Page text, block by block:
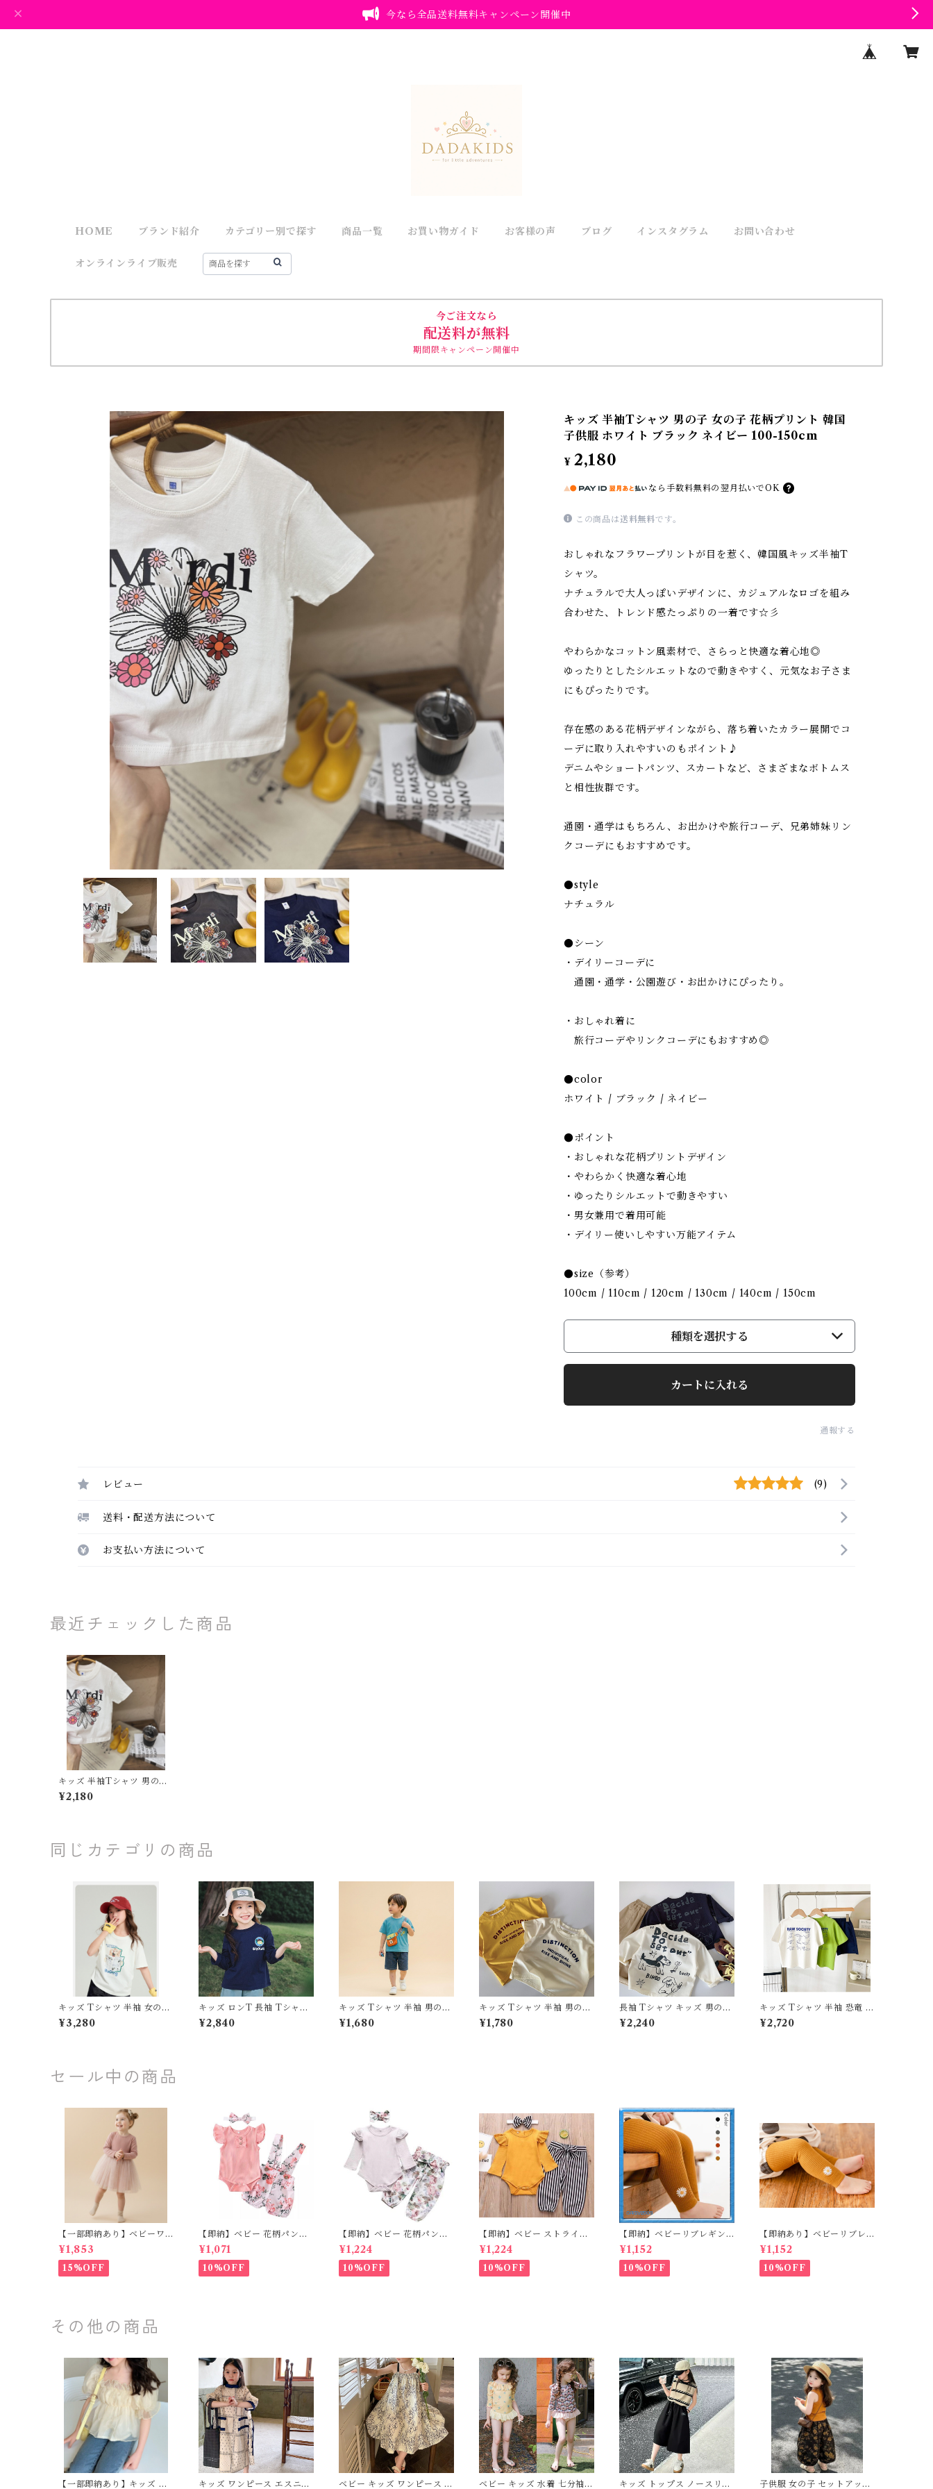
今なら全品送料無料キャンペーン開催中
HOME ブランド紹介 カテゴリー別で探す 商品一覧 お買い物ガイド お客様の声 ブログ インスタグラム お問い合わせ
オンラインライブ販売
今ご注文なら
配送料が無料
期間限キャンペーン開催中
キッズ 半袖Tシャツ 男の子 女の子 花柄プリント 韓国
子供服 ホワイト ブラック ネイビー 100-150cm
¥ 2,180
なら 手数料無料の 翌月払いでOK
この商品は送料無料です。
おしゃれなフラワープリントが目を惹く、韓国風キッズ半袖T
シャツ。
ナチュラルで大人っぽいデザインに、カジュアルなロゴを組み
合わせた、トレンド感たっぷりの一着です☆彡
やわらかなコットン風素材で、さらっと快適な着心地◎
ゆったりとしたシルエットなので動きやすく、元気なお子さま
にもぴったりです。
存在感のある花柄デザインながら、落ち着いたカラー展開でコ
ーデに取り入れやすいのもポイント♪
デニムやショートパンツ、スカートなど、さまざまなボトムス
と相性抜群です。
通園・通学はもちろん、お出かけや旅行コーデ、兄弟姉妹リン
クコーデにもおすすめです。
●style
ナチュラル
●シーン
・デイリーコーデに
通園・通学・公園遊び・お出かけにぴったり。
・おしゃれ着に
旅行コーデやリンクコーデにもおすすめ◎
●color
ホワイト / ブラック / ネイビー
●ポイント
・おしゃれな花柄プリントデザイン
・やわらかく快適な着心地
・ゆったりシルエットで動きやすい
・男女兼用で着用可能
・デイリー使いしやすい万能アイテム
●size（参考）
100cm / 110cm / 120cm / 130cm / 140cm / 150cm
種類を選択する
カートに入れる
通報する
レビュー (9)
送料・配送方法について
お支払い方法について
最近チェックした商品
キッズ 半袖Tシャツ 男の子
女の子 花柄プリント 韓国子
供服 ホワイト ブラック ネイ
¥2,180
同じカテゴリの商品
キッズ Tシャツ 半袖 女の子
猫 ネコ イラスト プリント
トップス 110 120 130 140 1
服 お出かけ 通園 通学
¥3,280
キッズ ロンT 長袖 Tシャツ
速乾 通気性 トップス 男の子
女の子 子供服 スポーツ アウ
¥2,840
キッズ Tシャツ 半袖 男の子
女の子 新作 韓国子供服 サス
ペンダー バッグ風 プリント
¥1,680
キッズ Tシャツ 半袖 男の子
女の子 韓国子供服 英字 ロゴ
プリント トップス 80 90 1
¥1,780
長袖 Tシャツ キッズ 男の子
綿100% ワンちゃん プリン
ト ロンT 春 秋 トップス 子
¥2,240
キッズ Tシャツ 半袖 恐竜 プ
リント 綿100% 男の子 韓国
子供服 配色 切り替え トップ
¥2,720
セール中の商品
【一部即納あり】ベビーワ
ンピース 星柄ラメ チュール
ベビー服 写真撮影 子供服 フ
リル チュール 女の子 秋冬
春服 セレモニードレス 新生
110cm
¥1,853
15%OFF
【即納】ベビー 花柄パンツ
&フリルロンパースset＋ヘ
ッドバンド 3点セット☆女の
子 フェミニン 90㎝
¥1,071
10%OFF
【即納】ベビー 花柄パンツ
&ロンパースset＋ヘッドバ
ンド 3点セット☆女の子 フ
ェミニン 80cm
¥1,224
10%OFF
【即納】ベビー ストライプ
パンツ&フリルロンパースse
t＋ヘッドバンド 3点セット
☆女の子 マニッシュ 80㎝
¥1,224
10%OFF
【即納】ベビーリブレギン
ス キッズレギンス リブレギ
ンス 花柄 フラワー刺繍 ナチ
ュラル 90~102cm
¥1,152
10%OFF
【即納あり】ベビーリブレ
ギンス キッズレギンス リブ
レギンス 花柄 フラワー刺繍
ナチュラル 65~80cm
¥1,152
10%OFF
その他の商品
【一部即納あり】キッズ ト キッズ ワンピース エスニッ ベビー キッズ ワンピース キ ベビー キッズ 水着 七分袖 キッズ トップス ノースリー 子供服 女の子 セットアップ